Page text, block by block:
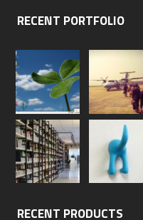
RECENT PORTFOLIO
RECENT PRODUCTS